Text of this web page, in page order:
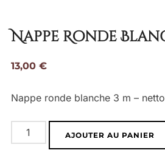
Nappe Ronde
13,00 €
Nappe ronde blanche 3 m –
quantité
de
AJOUTER AU PANIER